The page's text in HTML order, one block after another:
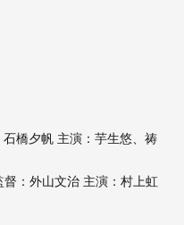
⽯橋⼣帆 主演：芋⽣悠、祷
督：外⼭⽂治 主演：村上虹